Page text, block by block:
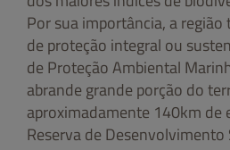
Por sua importância, a região
de proteção integral ou
de Proteção Ambiental
abrande grande porção do
aproximadamente 140km de
Reserva de